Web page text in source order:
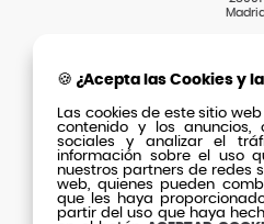
Madrid
Inicio
El Bufete
Equipo
Fórmula Éxito
🍪 ¿Acepta las Cookies y
Las cookies de este sitio
contenido y los anuncios,
sociales y analizar el
información sobre el uso
nuestros partners de redes
web, quienes pueden
que les haya
partir del uso que haya